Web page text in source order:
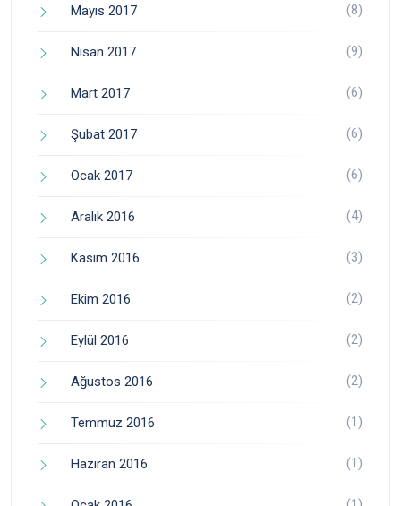
Mayıs 2017 (8)
Nisan 2017 (9)
Mart 2017 (6)
Şubat 2017 (6)
Ocak 2017 (6)
Aralık 2016 (4)
Kasım 2016 (3)
Ekim 2016 (2)
Eylül 2016 (2)
Ağustos 2016 (2)
Temmuz 2016 (1)
Haziran 2016 (1)